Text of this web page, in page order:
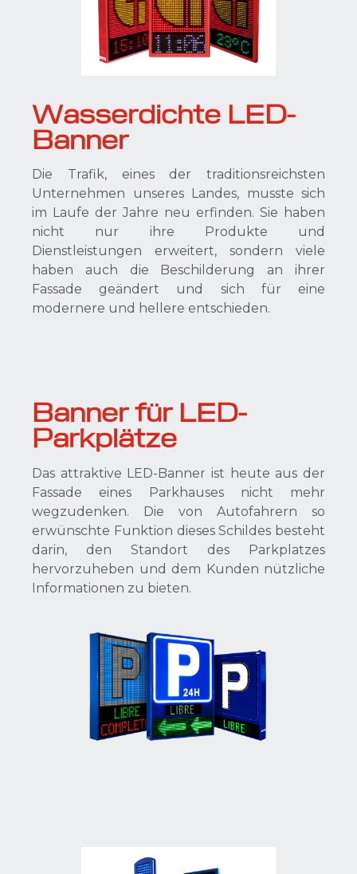
Wasserdichte LED-
Banner
Die Trafik, eines der traditionsreichsten
Unternehmen unseres Landes, musste sich
im Laufe der Jahre neu erfinden. Sie haben
nicht nur ihre Produkte und
Dienstleistungen erweitert, sondern viele
haben auch die Beschilderung an ihrer
Fassade geändert und sich für eine
modernere und hellere entschieden.
Banner für LED-
Parkplätze
Das attraktive LED-Banner ist heute aus der
Fassade eines Parkhauses nicht mehr
wegzudenken. Die von Autofahrern so
erwünschte Funktion dieses Schildes besteht
darin, den Standort des Parkplatzes
hervorzuheben und dem Kunden nützliche
Informationen zu bieten.